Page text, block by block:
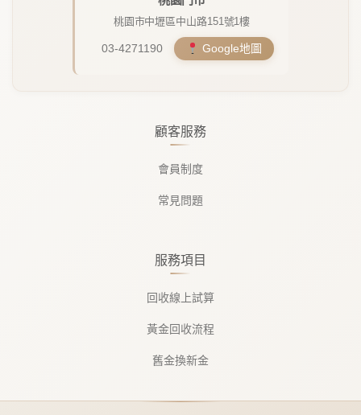
顧客服務
會員制度
常見問題
服務項目
回收線上試算
黃金回收流程
舊金換新金
桃園市中壢區中山路151號1樓
03-4271190 Google地圖